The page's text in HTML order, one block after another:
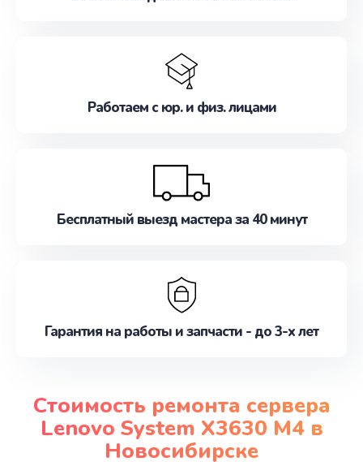
Работаем с юр. и физ. лицами
Бесплатный выезд мастера за 40 минут
Гарантия на работы и запчасти - до 3-х лет
Стоимость ремонта сервера
Lenovo System X3630 M4 в
Новосибирске